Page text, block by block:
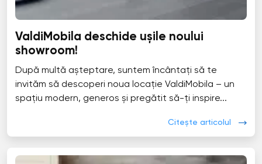
ValdiMobila deschide ușile noului
showroom!
După multă așteptare, suntem încântați să te
invităm să descoperi noua locație ValdiMobila – un
spațiu modern, generos și pregătit să-ți inspire...
Citește articolul